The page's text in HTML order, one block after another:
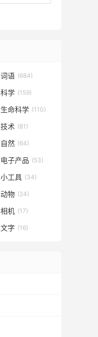
词语 (684)
科学 (159)
生命科学 (110)
技术 (81)
自然 (64)
电子产品 (53)
小工具 (34)
动物 (24)
相机 (17)
文字 (16)